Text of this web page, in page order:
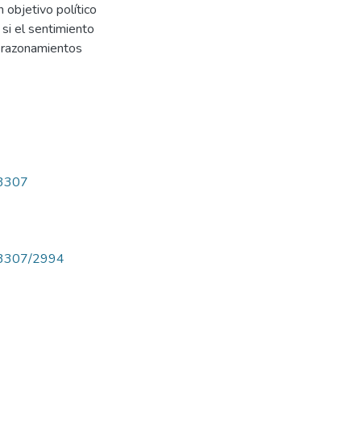
objetivo político
el sentimiento
2994